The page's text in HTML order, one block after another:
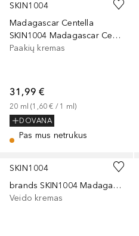
SKIN1004
Madagascar Centella
SKIN1004 Madagascar Centella Probio-Cica Bakuchiol Eye Cream
Paakių kremas
31,99 €
20 ml (1,60 € / 1 ml)
DOVANA
Pas mus netrukus
SKIN1004
brands SKIN1004 Madagascar Centella Tea-Trica B5 Cream
Veido kremas